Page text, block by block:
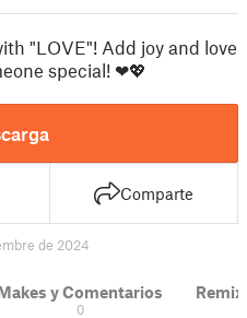
"LOVE"! Add joy and love
special! ❤💖
Comparte
de 2024
y Comentarios
0